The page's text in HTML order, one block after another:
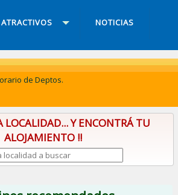
ATRACTIVOS NOTICIAS
de Deptos.
LOCALIDAD... Y ENCONTRÁ TU
ALOJAMIENTO !!